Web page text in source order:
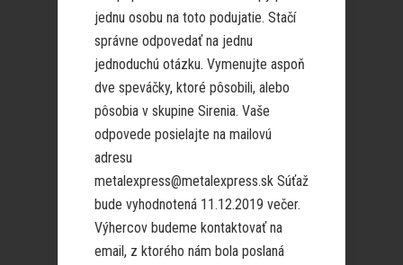
jednu osobu na toto podujatie. Stačí
správne odpovedať na jednu
jednoduchú otázku. Vymenujte aspoň
dve speváčky, ktoré pôsobili, alebo
pôsobia v skupine Sirenia. Vaše
odpovede posielajte na mailovú
adresu
metalexpress@metalexpress.sk Súťaž
bude vyhodnotená 11.12.2019 večer.
Výhercov budeme kontaktovať na
email, z ktorého nám bola poslaná